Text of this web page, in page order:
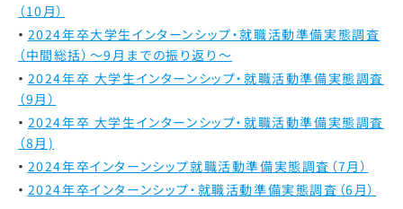
（10月）
2024年卒大学生インターンシップ・就職活動準備実態調査
（中間総括）～9月までの振り返り～
2024年卒 大学生インターンシップ・就職活動準備実態調査
（9月）
2024年卒 大学生インターンシップ・就職活動準備実態調査
（8月)
2024年卒インターンシップ就職活動準備実態調査（7月）
2024年卒インターンシップ・就職活動準備実態調査（6月）